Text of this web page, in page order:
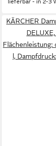
lieferbar - in 2-3
KÄRCHER
Flächenleistung:
l,